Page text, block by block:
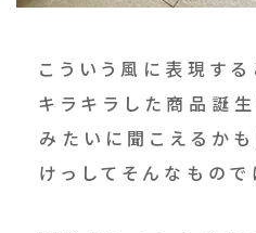
こういう風に表現する
キラキラした商品誕生
みたいに聞こえるかも
けっしてそんなもので